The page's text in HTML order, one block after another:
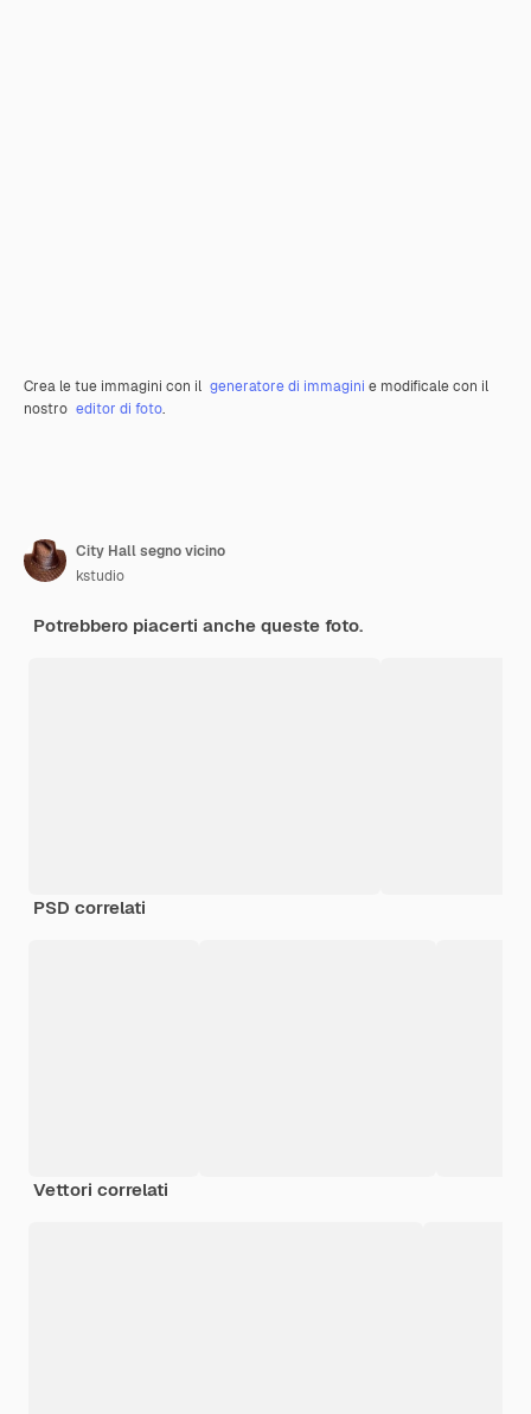
Crea le tue immagini con il generatore di immagini e modificale con il
nostro editor di foto.
City Hall segno vicino
kstudio
Potrebbero piacerti anche queste foto.
PSD correlati
Vettori correlati